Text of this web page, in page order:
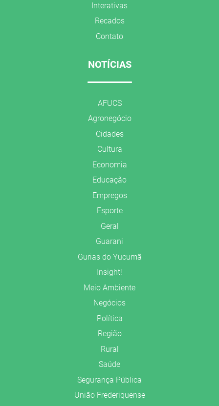
Interativas
Recados
Contato
NOTÍCIAS
AFUCS
Agronegócio
Cidades
Cultura
Economia
Educação
Empregos
Esporte
Geral
Guarani
Gurias do Yucumã
Insight!
Meio Ambiente
Negócios
Política
Região
Rural
Saúde
Segurança Pública
União Frederiquense